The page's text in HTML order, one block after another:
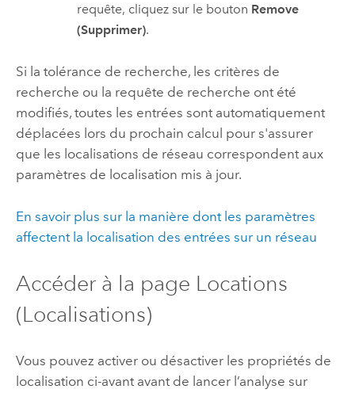
requête, cliquez sur le bouton Remove
(Supprimer).
Si la tolérance de recherche, les critères de
recherche ou la requête de recherche ont été
modifiés, toutes les entrées sont automatiquement
déplacées lors du prochain calcul pour s'assurer
que les localisations de réseau correspondent aux
paramètres de localisation mis à jour.
En savoir plus sur la manière dont les paramètres
affectent la localisation des entrées sur un réseau
Accéder à la page Locations
(Localisations)
Vous pouvez activer ou désactiver les propriétés de
localisation ci-avant avant de lancer l’analyse sur